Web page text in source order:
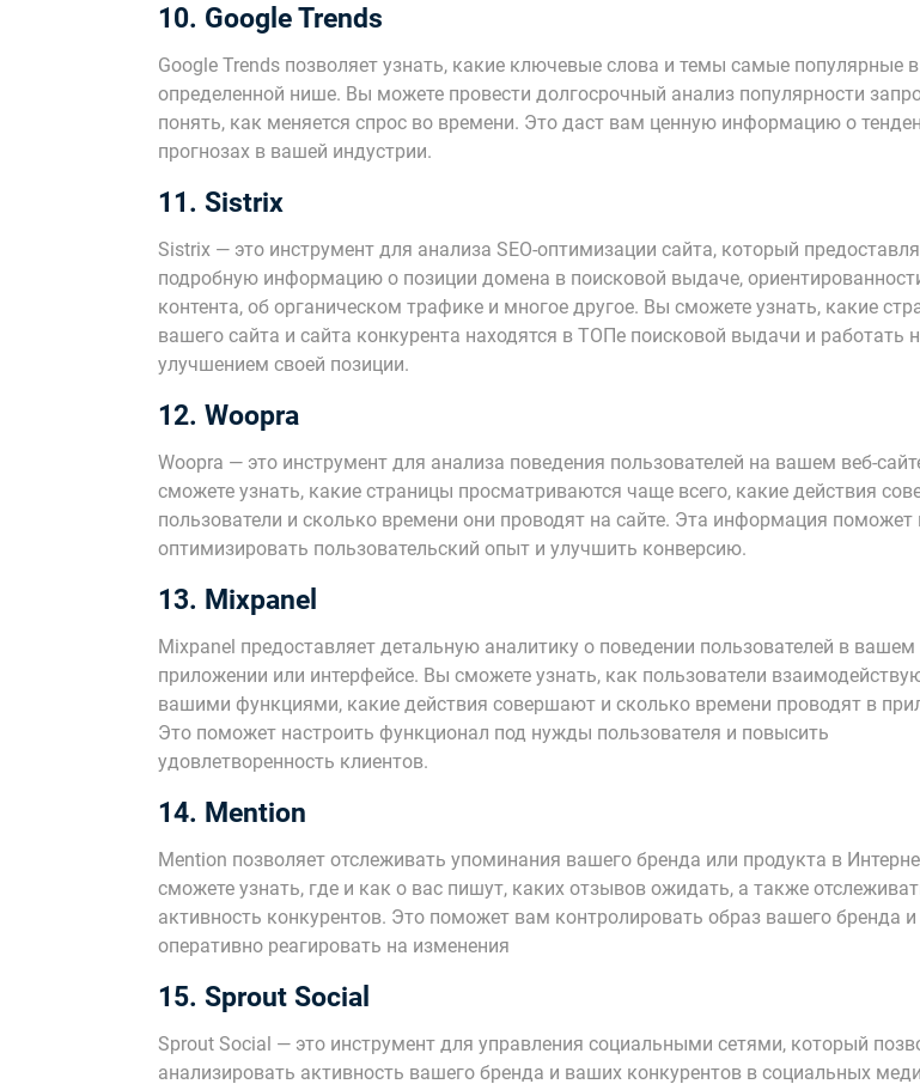
10. Google Trends
Google Trends позволяет узнать, какие ключевые слова и темы самые популярные в
определенной нише. Вы можете провести долгосрочный анализ популярности
понять, как меняется спрос во времени. Это даст вам ценную информацию о
прогнозах в вашей индустрии.
11. Sistrix
Sistrix — это инструмент для анализа SEO-оптимизации сайта, который
подробную информацию о позиции домена в поисковой выдаче,
контента, об органическом трафике и многое другое. Вы сможете узнать, какие
вашего сайта и сайта конкурента находятся в ТОПе поисковой выдачи и работать
улучшением своей позиции.
12. Woopra
Woopra — это инструмент для анализа поведения пользователей на вашем веб-
сможете узнать, какие страницы просматриваются чаще всего, какие действия
пользователи и сколько времени они проводят на сайте. Эта информация поможет
оптимизировать пользовательский опыт и улучшить конверсию.
13. Mixpanel
Mixpanel предоставляет детальную аналитику о поведении пользователей в вашем
приложении или интерфейсе. Вы сможете узнать, как пользователи
вашими функциями, какие действия совершают и сколько времени проводят в
Это поможет настроить функционал под нужды пользователя и повысить
удовлетворенность клиентов.
14. Mention
Mention позволяет отслеживать упоминания вашего бренда или продукта в
сможете узнать, где и как о вас пишут, каких отзывов ожидать, а также
активность конкурентов. Это поможет вам контролировать образ вашего бренда и
оперативно реагировать на изменения
15. Sprout Social
Sprout Social — это инструмент для управления социальными сетями, который
анализировать активность вашего бренда и ваших конкурентов в социальных